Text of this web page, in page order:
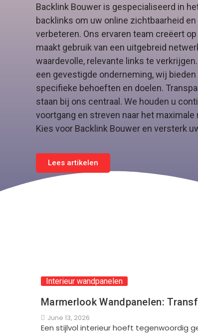
Backlink Bouwer is gespecialiseerd in
backlinks om uw online zichtbaarheid
verbeteren. Ons ervaren team creëert
maakt gebruik van een uitgebreid
waardevolle, relevante links te
een gevestigde onderneming, wij
specifieke behoeften en doelen.
staan bij ons centraal. We houden u
voortgang en streven naar het
Kies voor Backlink Bouwer en versterk
Lees artikelen
Interieur wandpanelen
Marmerlook Wandpanelen:
June 13, 2026
Een stijlvol interieur hoeft tegenwoordig